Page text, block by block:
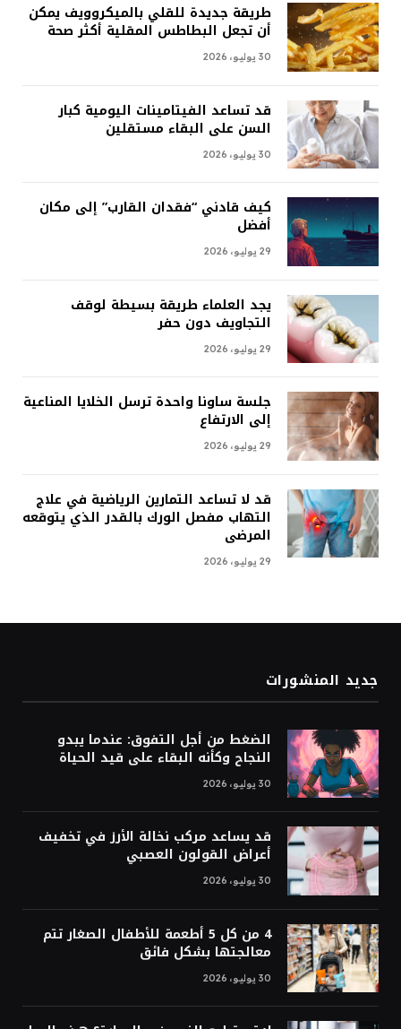
طريقة جديدة للقلي بالميكروويف يمكن
أن تجعل البطاطس المقلية أكثر صحة
30 يوليو، 2026
قد تساعد الفيتامينات اليومية كبار
السن على البقاء مستقلين
30 يوليو، 2026
كيف قادني “فقدان القارب” إلى مكان
أفضل
29 يوليو، 2026
يجد العلماء طريقة بسيطة لوقف
التجاويف دون حفر
29 يوليو، 2026
جلسة ساونا واحدة ترسل الخلايا المناعية
إلى الارتفاع
29 يوليو، 2026
قد لا تساعد التمارين الرياضية في علاج
التهاب مفصل الورك بالقدر الذي يتوقعه
المرضى
29 يوليو، 2026
جديد المنشورات
الضغط من أجل التفوق: عندما يبدو
النجاح وكأنه البقاء على قيد الحياة
30 يوليو، 2026
قد يساعد مركب نخالة الأرز في تخفيف
أعراض القولون العصبي
30 يوليو، 2026
4 من كل 5 أطعمة للأطفال الصغار تتم
معالجتها بشكل فائق
30 يوليو، 2026